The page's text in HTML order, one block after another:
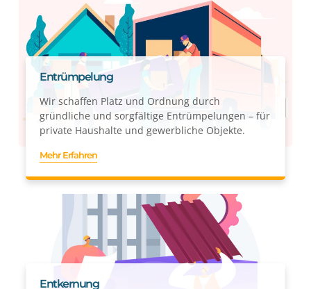
Entrümpelung
Wir schaffen Platz und Ordnung durch
gründliche und sorgfältige Entrümpelungen – für
private Haushalte und gewerbliche Objekte.
Mehr Erfahren
Entkernung